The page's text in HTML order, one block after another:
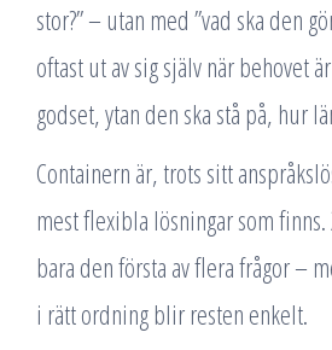
stor?” – utan med ”vad ska den
oftast ut av sig själv när behovet
godset, ytan den ska stå på, hur
Containern är, trots sitt
mest flexibla lösningar som
bara den första av flera frågor –
i rätt ordning blir resten enkelt.